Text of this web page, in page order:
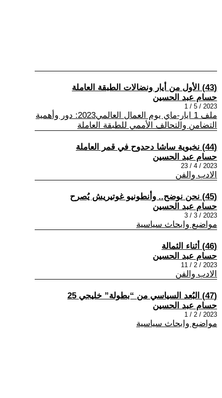
(43) الأول من أيار ونضالات الطبقة العاملة
حسام عبد الحسين
2023 / 5 / 1
ملف 1 ايار-ماي يوم العمال العالمي2023: دور وأهمية
التضامن والتحالف الأممي للطبقة العاملة
(44) نخبوية ساشا دحدوح في قمر العاملة
حسام عبد الحسين
2023 / 4 / 23
الادب والفن
(45) نحن نوضح.. وأنطونيو غوتيريش يُصرح
حسام عبد الحسين
2023 / 3 / 3
مواضيع وابحاث سياسية
(46) أثناء الثمالة
حسام عبد الحسين
2023 / 2 / 11
الادب والفن
(47) البُعد السياسي من “بطولة” خليجي 25
حسام عبد الحسين
2023 / 2 / 1
مواضيع وابحاث سياسية